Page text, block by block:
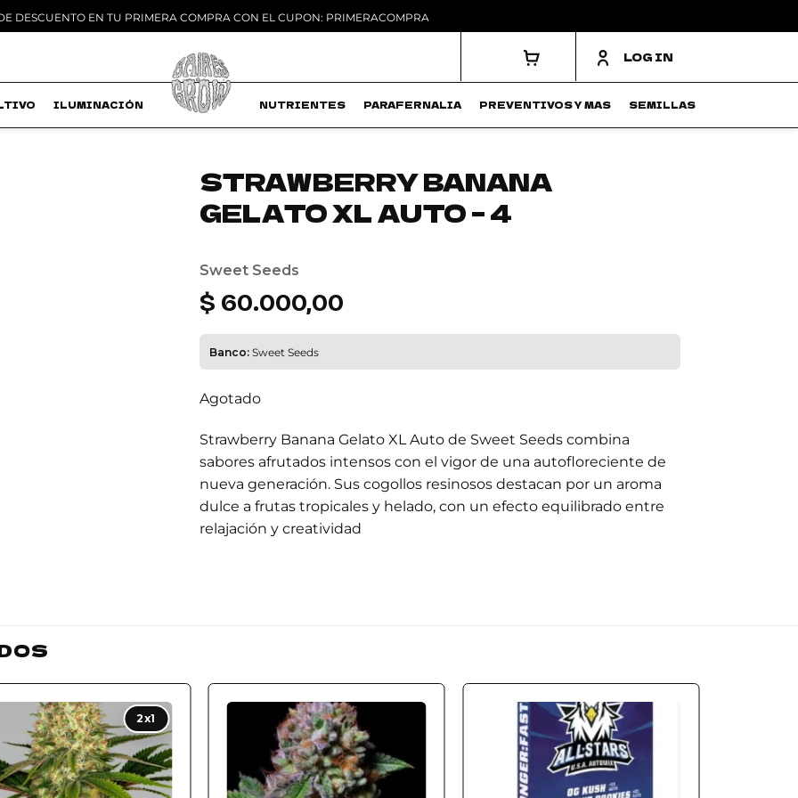
DESCUENTO EN TU PRIMERA COMPRA CON EL CUPON: PRIMERACOMPRA
LOG IN
ILUMINACIÓN MACETAS NUTRIENTES PARAFERNALIA PREVENTIVOS Y MAS SEMILLAS
STRAWBERRY BANANA
GELATO XL AUTO – 4
Sweet Seeds
$ 60.000,00
Banco:Sweet Seeds
Agotado
Strawberry Banana Gelato XL Auto de Sweet Seeds combina
sabores afrutados intensos con el vigor de una autofloreciente de
nueva generación. Sus cogollos resinosos destacan por un aroma
dulce a frutas tropicales y helado, con un efecto equilibrado entre
relajación y creatividad
2x1
Add to
wishlist
wishlist